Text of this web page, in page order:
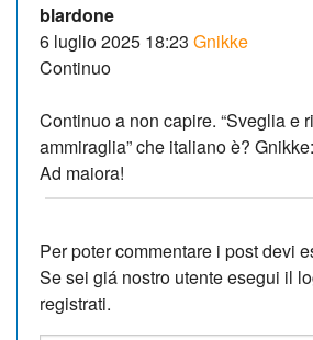
blardone
6 luglio 2025 18:23 Gnikke
Continuo
Continuo a non capire. “Sveglia e
ammiraglia” che italiano è?
Ad maiora!
Per poter commentare i post devi
Se sei giá nostro utente esegui il
registrati.